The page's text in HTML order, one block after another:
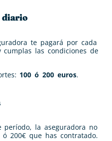
diario
te pagará por cada
las condiciones de
100 ó 200 euros.
período, la aseguradora no
200€ que has contratado.